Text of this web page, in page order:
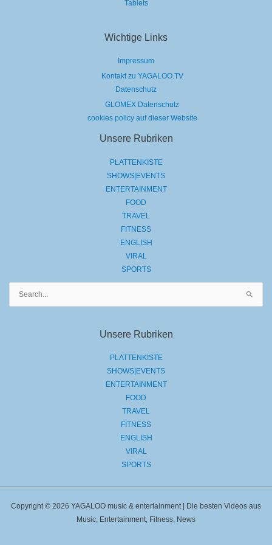
Tablets
Wichtige Links
Impressum
Kontakt zu YAGALOO.TV
Datenschutz
GLOMEX Datenschutz
cookies policy auf dieser Website
Unsere Rubriken
PLATTENKISTE
SHOWS|EVENTS
ENTERTAINMENT
FOOD
TRAVEL
FITNESS
ENGLISH
VIRAL
SPORTS
Unsere Rubriken
PLATTENKISTE
SHOWS|EVENTS
ENTERTAINMENT
FOOD
TRAVEL
FITNESS
ENGLISH
VIRAL
SPORTS
Copyright © 2026 YAGALOO music & entertainment | Die besten Videos aus
Music, Entertainment, Fitness, News